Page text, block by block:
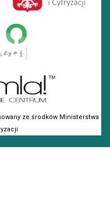
ze środków Ministerstwa